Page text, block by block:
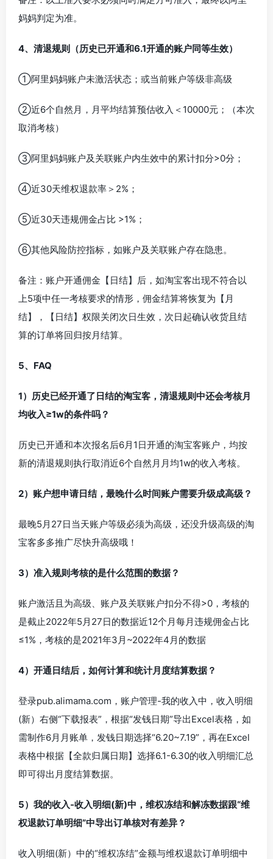
妈妈判定为准。
4、清退规则（历史已开通和6.1开通的账户同等生效）
①阿里妈妈账户未激活状态；或当前账户等级非高级
②近6个自然月，月平均结算预估收入＜10000元；（本次
取消考核）
③阿里妈妈账户及关联账户内生效中的累计扣分>0分；
④近30天维权退款率＞2%；
⑤近30天违规佣金占比 >1%；
⑥其他风险防控指标，如账户及关联账户存在隐患。
备注：账户开通佣金【日结】后，如淘宝客出现不符合以
上5项中任一考核要求的情形，佣金结算将恢复为【月
结】，【日结】权限关闭次日生效，次日起确认收货且结
算的订单将回归按月结算。
5、FAQ
1）历史已经开通了日结的淘宝客，清退规则中还会考核月
均收入≥1w的条件吗？
历史已开通和本次报名后6月1日开通的淘宝客账户，均按
新的清退规则执行取消近6个自然月月均1w的收入考核。
2）账户想申请日结，最晚什么时间账户需要升级成高级？
最晚5月27日当天账户等级必须为高级，还没升级高级的淘
宝客多多推广尽快升高级哦！
3）准入规则考核的是什么范围的数据？
账户激活且为高级、账户及关联账户扣分不得>0，考核的
是截止2022年5月27日的数据近12个月每月违规佣金占比
≤1%，考核的是2021年3月~2022年4月的数据
4）开通日结后，如何计算和统计月度结算数据？
登录pub.alimama.com，账户管理-我的收入中，收入明细
(新）右侧“下载报表”，根据“发钱日期”导出Excel表格，如
需制作6月月账单，发钱日期选择“6.20~7.19”，再在Excel
表格中根据【全款归属日期】选择6.1-6.30的收入明细汇总
即可得出月度结算数据。
5）我的收入-收入明细(新)中，维权冻结和解冻数据跟“维
权退款订单明细”中导出订单核对有差异？
收入明细(新）中的“维权冻结”金额与维权退款订单明细中